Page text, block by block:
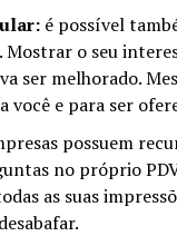
é possível
o seu
ser melhorado.
você e para ser
possuem
no próprio
as suas